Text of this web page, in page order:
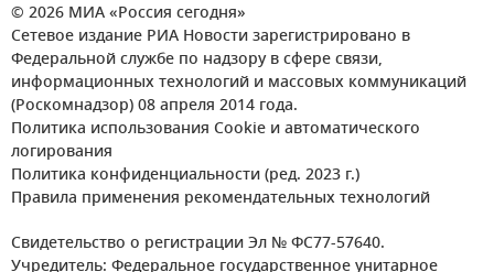
© 2026 МИА «Россия сегодня»
Сетевое издание РИА Новости зарегистрировано в
Федеральной службе по надзору в сфере связи,
информационных технологий и массовых коммуникаций
(Роскомнадзор) 08 апреля 2014 года.
Политика использования Cookie и автоматического
логирования
Политика конфиденциальности (ред. 2023 г.)
Правила применения рекомендательных технологий
Свидетельство о регистрации Эл № ФС77-57640.